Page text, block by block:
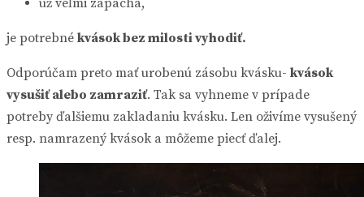
je potrebné kvások bez milosti vyhodiť.
Odporúčam preto mať urobenú zásobu kvásku- kvások
vysušiť alebo zamraziť. Tak sa vyhneme v prípade
potreby ďalšiemu zakladaniu kvásku. Len oživíme vysušený
resp. namrazený kvások a môžeme piecť ďalej.